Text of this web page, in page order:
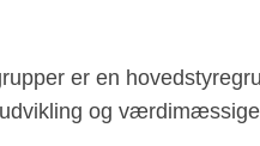
er en
og